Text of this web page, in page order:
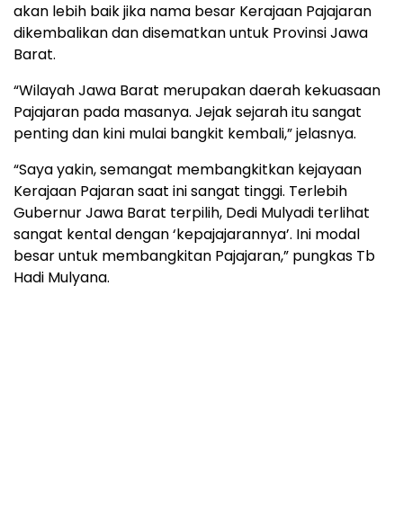
akan lebih baik jika nama besar Kerajaan Pajajaran
dikembalikan dan disematkan untuk Provinsi Jawa
Barat.
“Wilayah Jawa Barat merupakan daerah kekuasaan
Pajajaran pada masanya. Jejak sejarah itu sangat
penting dan kini mulai bangkit kembali,” jelasnya.
“Saya yakin, semangat membangkitkan kejayaan
Kerajaan Pajaran saat ini sangat tinggi. Terlebih
Gubernur Jawa Barat terpilih, Dedi Mulyadi terlihat
sangat kental dengan ‘kepajajarannya’. Ini modal
besar untuk membangkitan Pajajaran,” pungkas Tb
Hadi Mulyana.